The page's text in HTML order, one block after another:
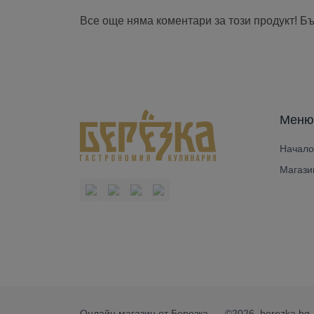
Все още няма коментари за този продукт!
Меню
Начало